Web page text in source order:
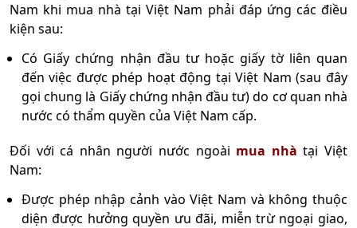
Nam khi mua nhà tại Việt Nam phải đáp ứng các điều
kiện sau:
Có Giấy chứng nhận đầu tư hoặc giấy tờ liên quan
đến việc được phép hoạt động tại Việt Nam (sau đây
gọi chung là Giấy chứng nhận đầu tư) do cơ quan nhà
nước có thẩm quyền của Việt Nam cấp.
Đối với cá nhân người nước ngoài mua nhà tại Việt
Nam:
Được phép nhập cảnh vào Việt Nam và không thuộc
diện được hưởng quyền ưu đãi, miễn trừ ngoại giao,